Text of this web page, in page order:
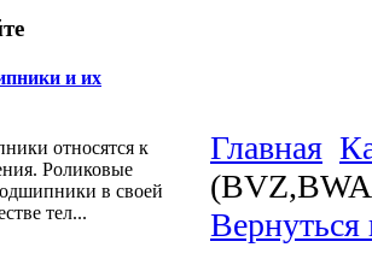
и их
относятся к
Роликовые
в своей
тел...
Главная